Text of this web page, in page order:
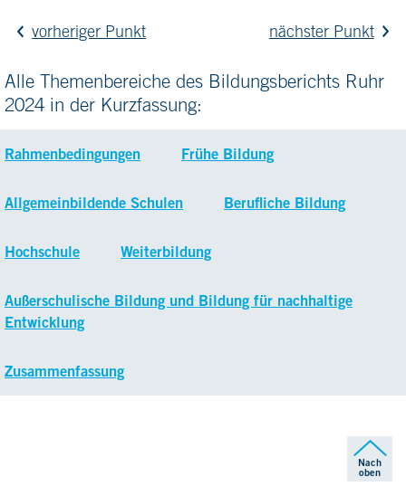
vorheriger Punkt nächster Punkt
Alle Themenbereiche des Bildungsberichts Ruhr
2024 in der Kurzfassung:
Rahmenbedingungen Frühe Bildung
Allgemeinbildende Schulen Berufliche Bildung
Hochschule Weiterbildung
Außerschulische Bildung und Bildung für nachhaltige
Entwicklung
Zusammenfassung
Nach
oben